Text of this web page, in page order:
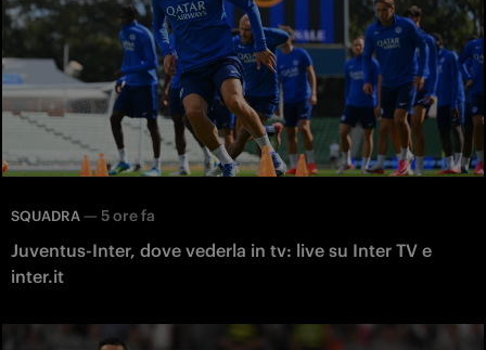
SQUADRA — 5 ore fa
Juventus-Inter, dove vederla in tv: live su Inter TV e
inter.it